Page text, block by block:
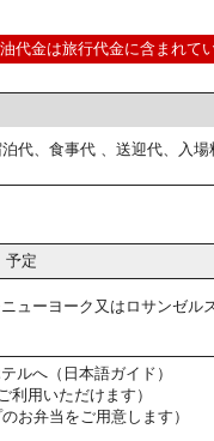
金は旅行代金に含まれてい
代、食事代 、送迎代、入
予定
ューヨーク又はロサンゼル
ルへ（日本語ガイド）
利用いただけます）
お弁当をご用意します）